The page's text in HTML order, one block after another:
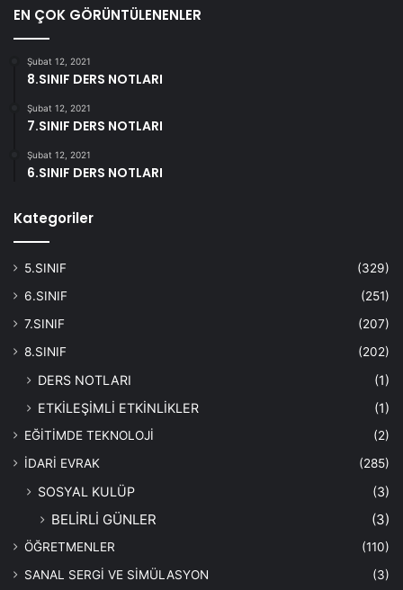
EN ÇOK GÖRÜNTÜLENENLER
Şubat 12, 2021
8.SINIF DERS NOTLARI
Şubat 12, 2021
7.SINIF DERS NOTLARI
Şubat 12, 2021
6.SINIF DERS NOTLARI
Kategoriler
5.SINIF
(329)
6.SINIF
(251)
7.SINIF
(207)
8.SINIF
(202)
DERS NOTLARI
(1)
ETKİLEŞİMLİ ETKİNLİKLER
(1)
EĞİTİMDE TEKNOLOJİ
(2)
İDARİ EVRAK
(285)
SOSYAL KULÜP (3)
BELİRLİ GÜNLER (3)
ÖĞRETMENLER
(110)
SANAL SERGİ VE SİMÜLASYON
(3)